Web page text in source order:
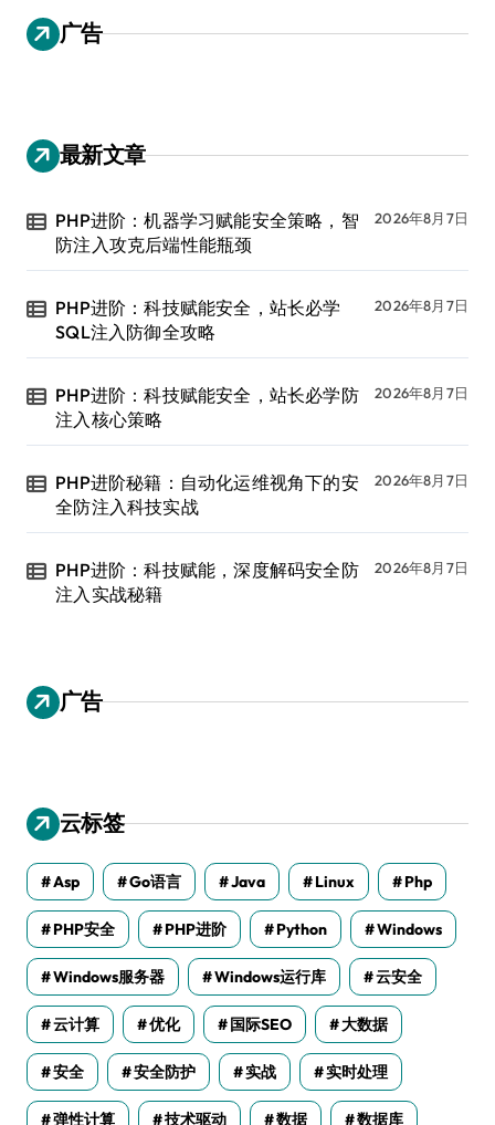
广告
最新文章
PHP进阶：机器学习赋能安全策略，智
防注入攻克后端性能瓶颈
2026年8月7日
PHP进阶：科技赋能安全，站长必学
SQL注入防御全攻略
2026年8月7日
PHP进阶：科技赋能安全，站长必学防
注入核心策略
2026年8月7日
PHP进阶秘籍：自动化运维视角下的安
全防注入科技实战
2026年8月7日
PHP进阶：科技赋能，深度解码安全防
注入实战秘籍
2026年8月7日
广告
云标签
Asp Go语言 Java Linux Php
PHP安全 PHP进阶 Python Windows
Windows服务器 Windows运行库 云安全
云计算 优化 国际SEO 大数据
安全 安全防护 实战 实时处理
弹性计算 技术驱动 数据 数据库